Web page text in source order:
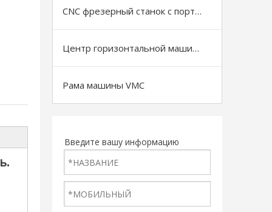
CNC фрезерный станок с портальной (рамной) конструкцией
Центр горизонтальной машины с ЧПУ
Рама машины VMC
Введите вашу информацию